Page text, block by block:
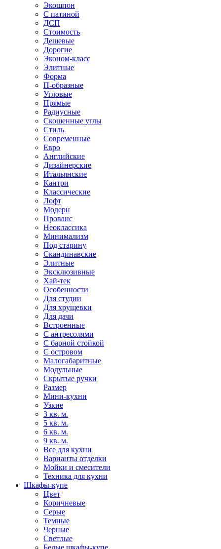
Экошпон
С патиной
ДСП
Стоимость
Дешевые
Дорогие
Эконом-класс
Элитные
Форма
П-образные
Угловые
Прямые
Радиусные
Скошенные углы
Стиль
Современные
Евро
Английские
Дизайнерские
Итальянские
Кантри
Классические
Лофт
Модерн
Прованс
Неоклассика
Минимализм
Под старину
Скандинавские
Элитные
Эксклюзивные
Хай-тек
Особенности
Для студии
Для хрущевки
Для дачи
Встроенные
С антресолями
С барной стойкой
С островом
Малогабаритные
Модульные
Скрытые ручки
Размер
Мини-кухни
Узкие
3 кв. м.
5 кв. м.
6 кв. м.
9 кв. м.
Все для кухни
Варианты отделки
Мойки и смесители
Техника для кухни
Шкафы-купе
Цвет
Коричневые
Серые
Темные
Черные
Светлые
Белые шкафы-купе